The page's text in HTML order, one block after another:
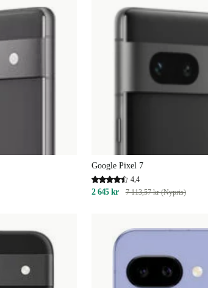
Google Pixel 7
4,4
2 645 kr 7 113,57 kr (Nypris)